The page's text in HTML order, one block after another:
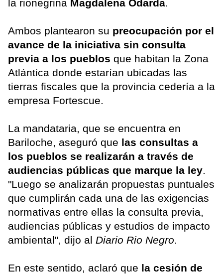
la rionegrina Magdalena Odarda.
Ambos plantearon su preocupación por el
avance de la iniciativa sin consulta
previa a los pueblos que habitan la Zona
Atlántica donde estarían ubicadas las
tierras fiscales que la provincia cedería a la
empresa Fortescue.
La mandataria, que se encuentra en
Bariloche, aseguró que las consultas a
los pueblos se realizarán a través de
audiencias públicas que marque la ley.
"Luego se analizarán propuestas puntuales
que cumplirán cada una de las exigencias
normativas entre ellas la consulta previa,
audiencias públicas y estudios de impacto
ambiental", dijo al Diario Rio Negro.
En este sentido, aclaró que la cesión de